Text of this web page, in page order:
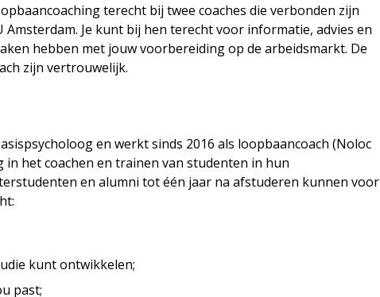
terecht bij twee coaches die verbonden zijn
Amsterdam. Je kunt bij hen terecht voor informatie, advies en
hebben met jouw voorbereiding op de arbeidsmarkt. De
zijn vertrouwelijk.
en werkt sinds 2016 als loopbaancoach (Noloc
in het coachen en trainen van studenten in hun
en alumni tot één jaar na afstuderen kunnen voor
kunt ontwikkelen;
past;